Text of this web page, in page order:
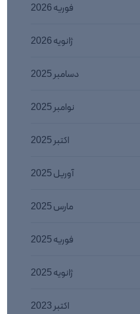
فوریه 2026
ژانویه 2026
دسامبر 2025
نوامبر 2025
اکتبر 2025
آوریل 2025
مارس 2025
فوریه 2025
ژانویه 2025
اکتبر 2023